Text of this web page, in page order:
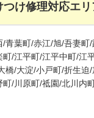
つけ修理対応エリ
/青葉町/赤江/旭/吾妻
町/江平町/江平中町/江
橋/大淀/小戸町/折生
町/川原町/祗園/北川
/小松台北町/小松台